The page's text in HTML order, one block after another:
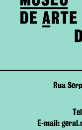
Rua
E-mail: